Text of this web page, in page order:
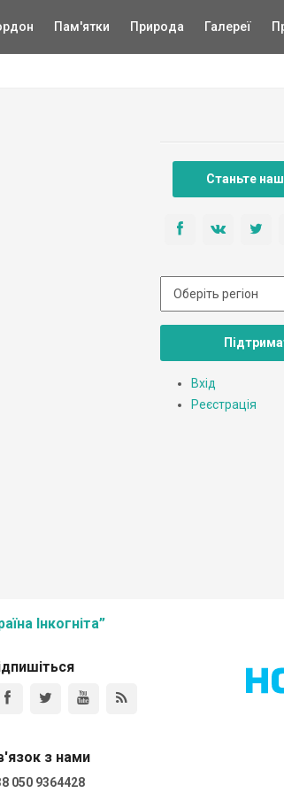
Пам'ятки Природа Галереї
Станьте
Вхід
Реєстрація
Інкогніта”
з нами
050 9364428